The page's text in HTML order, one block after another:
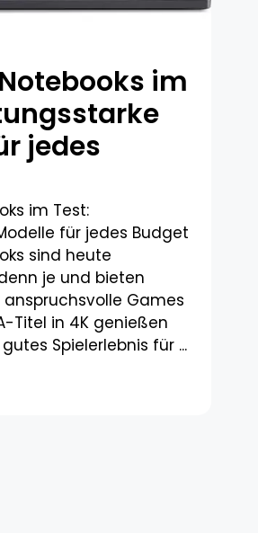
im
jedes
im Test:
für jedes Budget
sind heute
je und bieten
Games
Titel in 4K genießen
Spielerlebnis für ...